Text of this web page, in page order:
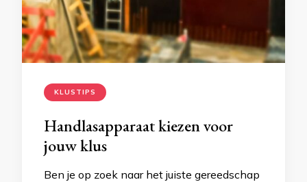
KLUSTIPS
Handlasapparaat kiezen voor
jouw klus
Ben je op zoek naar het juiste gereedschap